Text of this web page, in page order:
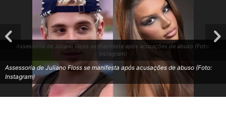
Assessoria de Juliano Floss se manifesta após acusações de abuso (Foto:
Instagram)
Assessoria de Juliano Floss se manifesta após acusações de abuso (Foto:
Instagram)